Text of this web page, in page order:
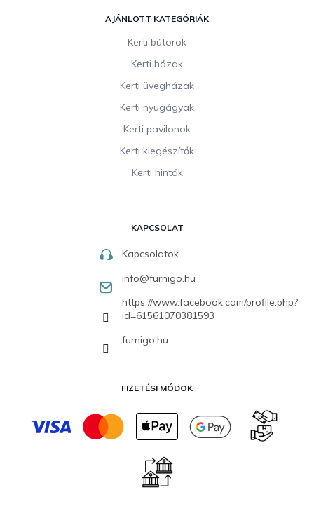
AJÁNLOTT KATEGÓRIÁK
Kerti bútorok
Kerti házak
Kerti üvegházak
Kerti nyugágyak
Kerti pavilonok
Kerti kiegészítők
Kerti hinták
KAPCSOLAT
Kapcsolatok
info@furnigo.hu
https://www.facebook.com/profile.php?
id=61561070381593
furnigo.hu
FIZETÉSI MÓDOK